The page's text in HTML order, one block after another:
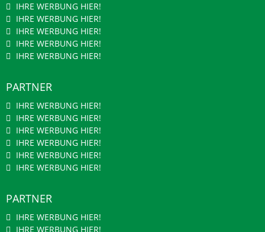
IHRE WERBUNG HIER!
IHRE WERBUNG HIER!
IHRE WERBUNG HIER!
IHRE WERBUNG HIER!
IHRE WERBUNG HIER!
PARTNER
IHRE WERBUNG HIER!
IHRE WERBUNG HIER!
IHRE WERBUNG HIER!
IHRE WERBUNG HIER!
IHRE WERBUNG HIER!
IHRE WERBUNG HIER!
PARTNER
IHRE WERBUNG HIER!
IHRE WERBUNG HIER!